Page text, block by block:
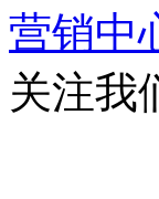
营销中
关注我